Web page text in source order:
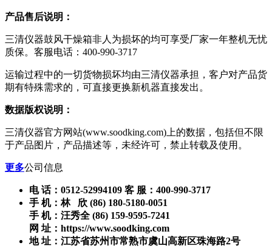
产品售后说明：
三清仪器鼓风干燥箱非人为损坏的均可享受厂家一年整机无忧
质保。客服电话：400-990-3717
运输过程中的一切货物损坏均由三清仪器承担，客户对产品货
期有特殊需求的，可直接更换新机器直接发出。
数据版权说明：
三清仪器官方网站(www.soodking.com)上的数据，包括但不限
于产品图片，产品描述等，未经许可，禁止转载及使用。
更多公司信息
电 话：0512-52994109 客 服：400-990-3717
手 机：林 欣 (86) 180-5180-0051
手 机：汪秀全 (86) 159-9595-7241
网 址：https://www.soodking.com
地 址：江苏省苏州市常熟市虞山高新区珠海路2号